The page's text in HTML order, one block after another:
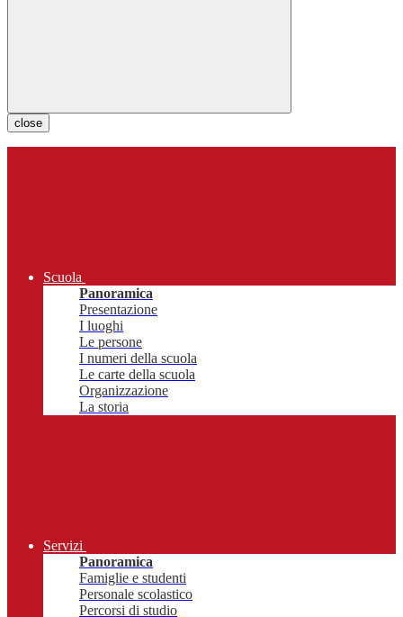
close
Scuola
Panoramica
Presentazione
I luoghi
Le persone
I numeri della scuola
Le carte della scuola
Organizzazione
La storia
Servizi
Panoramica
Famiglie e studenti
Personale scolastico
Percorsi di studio